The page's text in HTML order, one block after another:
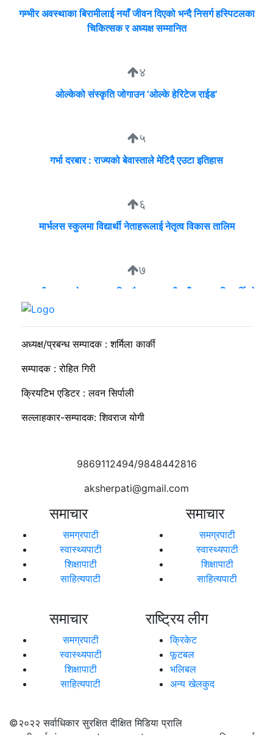
गम्भीर अवस्थाका बिरामीलाई नयाँ जीवन दिएको भन्दै निसर्ग हस्पिटलका
चिकित्सक र अध्यक्ष सम्मानित
४
ओल्केको संस्कृति जोगाउन ‘ओल्के हेरिटेज राईड’
५
गर्भा दरबार : राज्यको बेवास्ताले मेटिदै एउटा इतिहास
६
मार्भलस स्कुलमा विद्यार्थी नेताहरूलाई नेतृत्व विकास तालिम
७
व्यवसायी मुन्दडाको घरमा एकाबिहानै खानतलासी, पाँच घन्टापछि फर्कियो
अध्यक्ष/प्रबन्ध सम्पादक : शर्मिला कार्की
सम्पादक : रोहित गिरी
क्रियटिभ एडिटर : लवन सिर्पाली
सल्लाहकार-सम्पादक: शिवराज योगी
9869112494/9848442816
aksherpati@gmail.com
समाचार
समग्रपाटी
स्वास्थ्यपाटी
शिक्षापाटी
साहित्यपाटी
समाचार
समग्रपाटी
स्वास्थ्यपाटी
शिक्षापाटी
साहित्यपाटी
समाचार
समग्रपाटी
स्वास्थ्यपाटी
शिक्षापाटी
साहित्यपाटी
राष्ट्रिय लीग
क्रिकेट
फूटबल
भलिबल
अन्य खेलकुद
©२०२२सर्वाधिकार सुरक्षित दीक्षित मिडिया प्रालि